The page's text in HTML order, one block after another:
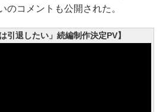
のコメントも公開された。
引退したい」続編制作決定PV】